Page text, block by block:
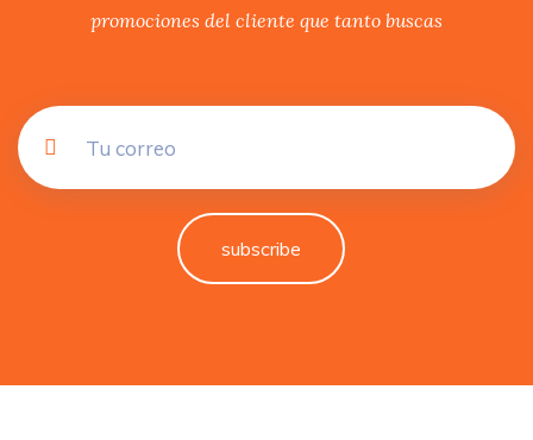
promociones del cliente que tanto buscas
subscribe